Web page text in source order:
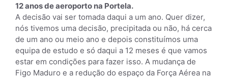
12 anos de aeroporto na Portela.
A decisão vai ser tomada daqui a um ano. Quer dizer,
nós tivemos uma decisão, precipitada ou não, há cerca
de um ano ou meio ano e depois constituímos uma
equipa de estudo e só daqui a 12 meses é que vamos
estar em condições para fazer isso. A mudança de
Figo Maduro e a redução do espaço da Força Aérea na